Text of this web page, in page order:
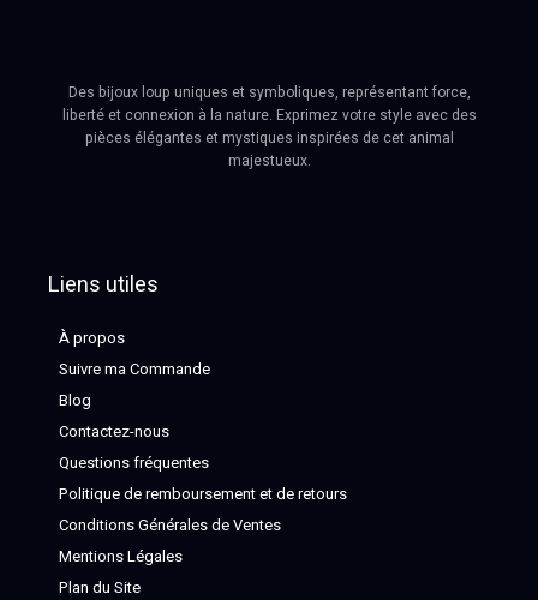
Des bijoux loup uniques et symboliques, représentant force,
liberté et connexion à la nature. Exprimez votre style avec des
pièces élégantes et mystiques inspirées de cet animal
majestueux.
Liens utiles
À propos
Suivre ma Commande
Blog
Contactez-nous
Questions fréquentes
Politique de remboursement et de retours
Conditions Générales de Ventes
Mentions Légales
Plan du Site